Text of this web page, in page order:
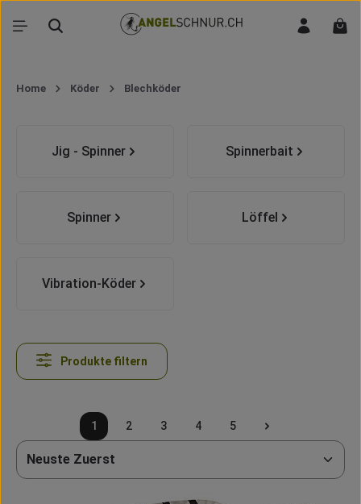
Zum Hauptinhalt springen
Home Köder Blechköder
Jig - Spinner Spinnerbait
Spinner Löffel
Vibration-Köder
Produkte filtern
Seite
1
Seite
2
Seite
3
Seite
4
Seite
5